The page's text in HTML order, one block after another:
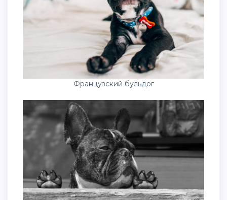
Французский бульдог